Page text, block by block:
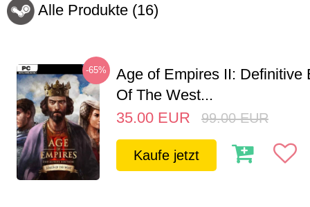
Alle Produkte (16)
-65%
Age of Empires II: Definitive
Of The West...
35.00 EUR 99.00 EUR
Kaufe jetzt